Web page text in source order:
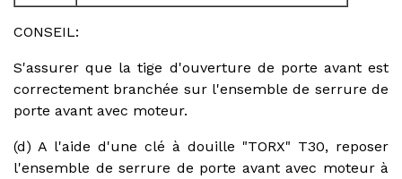
CONSEIL:
S'assurer que la tige d'ouverture de porte avant est
correctement branchée sur l'ensemble de serrure de
porte avant avec moteur.
(d) A l'aide d'une clé à douille "TORX" T30, reposer
l'ensemble de serrure de porte avant avec moteur à